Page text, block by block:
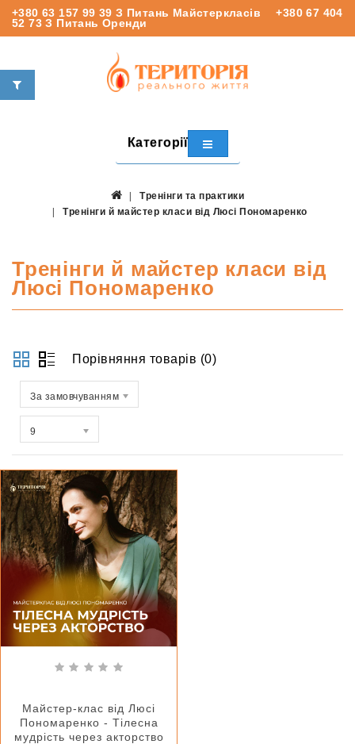
+380 63 157 99 39 З Питань Майстеркласів
+380 67 404
52 73 З Питань Оренди
Категорії
Тренінги та практики
Тренінги й майстер класи від Люсі Пономаренко
Тренінги й майстер класи від
Люсі Пономаренко
Порівняння товарів (0)
За замовчуванням
9
Майстер-клас від Люсі
Пономаренко - Тілесна
мудрість через акторство